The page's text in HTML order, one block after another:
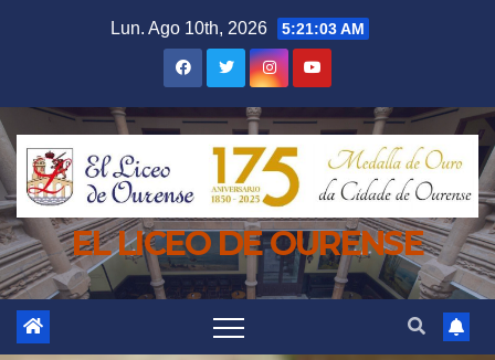
Lun. Ago 10th, 2026 5:21:04 AM
EL LICEO DE OURENSE